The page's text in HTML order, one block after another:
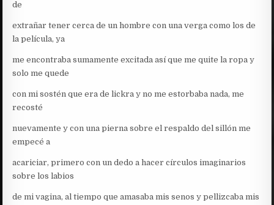
de
extrañar tener cerca de un hombre con una verga como los de
la película, ya
me encontraba sumamente excitada así que me quite la ropa y
solo me quede
con mi sostén que era de lickra y no me estorbaba nada, me
recosté
nuevamente y con una pierna sobre el respaldo del sillón me
empecé a
acariciar, primero con un dedo a hacer círculos imaginarios
sobre los labios
de mi vagina, al tiempo que amasaba mis senos y pellizcaba mis